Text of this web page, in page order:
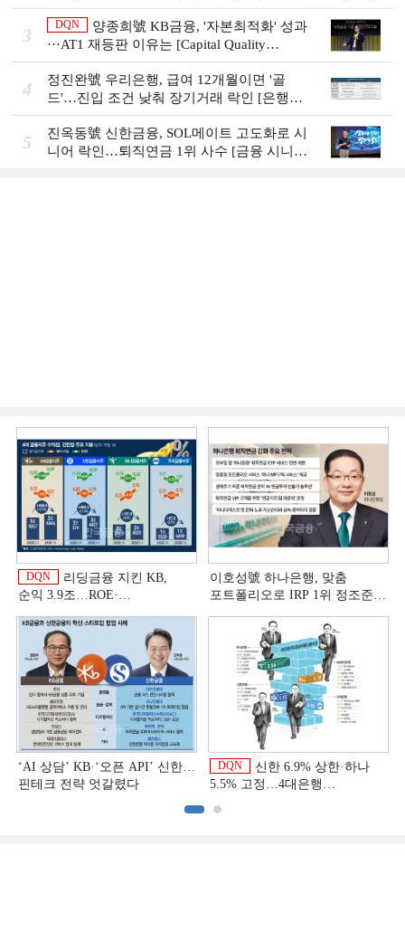
비즈니스 돋보기]
3
DQN
양종희號 KB금융, '자본최적화' 성과
···AT1 재등판 이유는 [Capital Quality
Review]]
4
정진완號 우리은행, 급여 12개월이면 '골
드'…진입 조건 낮춰 장기거래 락인 [은행권
머니무브 대응 전략]
5
진옥동號 신한금융, SOL메이트 고도화로 시
니어 락인…퇴직연금 1위 사수 [금융 시니어
DQN
리딩금융 지킨 KB,
순익 3.9조…ROE·
상반기 금융 리그테이블]
이호성號 하나은행, 맞춤
포트폴리오로 IRP 1위 정조준
‘AI 상담’ KB·‘오픈 API’ 신한…
핀테크 전략 엇갈렸다
DQN
신한 6.9% 상한·하나
5.5% 고정…4대은행